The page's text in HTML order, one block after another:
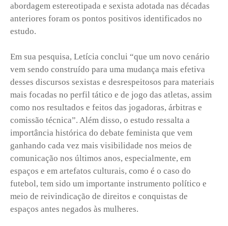
abordagem estereotipada e sexista adotada nas décadas
anteriores foram os pontos positivos identificados no
estudo.
Em sua pesquisa, Letícia conclui “que um novo cenário
vem sendo construído para uma mudança mais efetiva
desses discursos sexistas e desrespeitosos para materiais
mais focadas no perfil tático e de jogo das atletas, assim
como nos resultados e feitos das jogadoras, árbitras e
comissão técnica”. Além disso, o estudo ressalta a
importância histórica do debate feminista que vem
ganhando cada vez mais visibilidade nos meios de
comunicação nos últimos anos, especialmente, em
espaços e em artefatos culturais, como é o caso do
futebol, tem sido um importante instrumento político e
meio de reivindicação de direitos e conquistas de
espaços antes negados às mulheres.